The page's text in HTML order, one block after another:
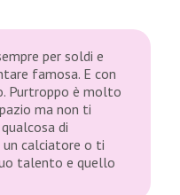
per soldi e
famosa. E con
Purtroppo è molto
ma non ti
di
un calciatore o ti
talento e quello